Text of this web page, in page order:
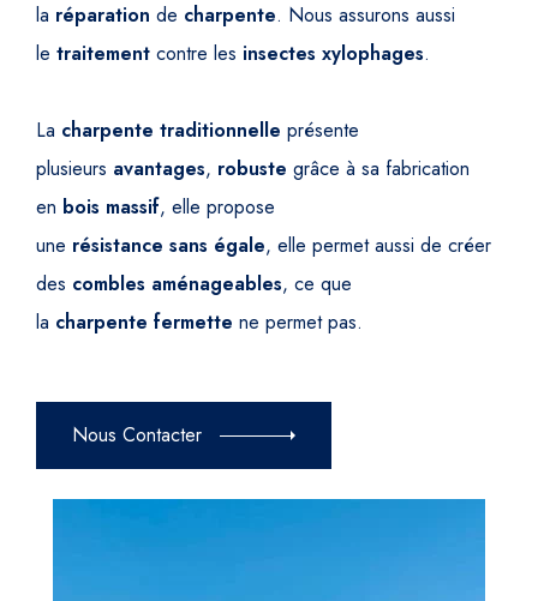
la réparation de charpente. Nous assurons aussi
le traitement contre les insectes xylophages.
La charpente traditionnelle présente
plusieurs avantages, robuste grâce à sa fabrication
en bois massif, elle propose
une résistance sans égale, elle permet aussi de créer
des combles aménageables, ce que
la charpente fermette ne permet pas.
Nous Contacter